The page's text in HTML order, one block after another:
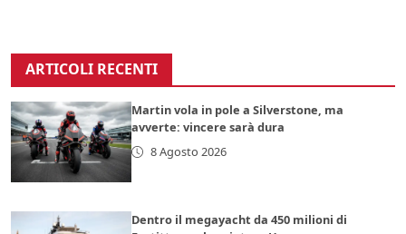
ARTICOLI RECENTI
Martin vola in pole a Silverstone, ma
avverte: vincere sarà dura
8 Agosto 2026
Dentro il megayacht da 450 milioni di